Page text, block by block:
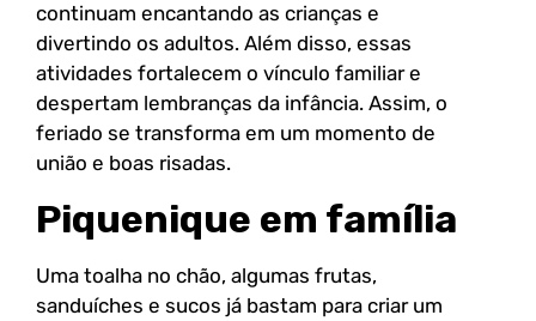
continuam encantando as crianças e
divertindo os adultos. Além disso, essas
atividades fortalecem o vínculo familiar e
despertam lembranças da infância. Assim, o
feriado se transforma em um momento de
união e boas risadas.
Piquenique em família
Uma toalha no chão, algumas frutas,
sanduíches e sucos já bastam para criar um